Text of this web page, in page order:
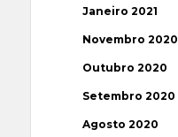
Janeiro 2021
Novembro 2020
Outubro 2020
Setembro 2020
Agosto 2020